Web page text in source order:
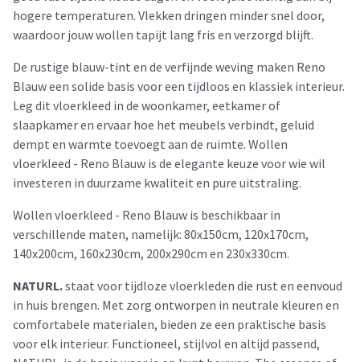
hogere temperaturen. Vlekken dringen minder snel door,
waardoor jouw wollen tapijt lang fris en verzorgd blijft.
De rustige blauw-tint en de verfijnde weving maken Reno
Blauw een solide basis voor een tijdloos en klassiek interieur.
Leg dit vloerkleed in de woonkamer, eetkamer of
slaapkamer en ervaar hoe het meubels verbindt, geluid
dempt en warmte toevoegt aan de ruimte. Wollen
vloerkleed - Reno Blauw is de elegante keuze voor wie wil
investeren in duurzame kwaliteit en pure uitstraling.
Wollen vloerkleed - Reno Blauw is beschikbaar in
verschillende maten, namelijk: 80x150cm, 120x170cm,
140x200cm, 160x230cm, 200x290cm en 230x330cm.
NATURL.staat voor tijdloze vloerkleden die rust en eenvoud
in huis brengen. Met zorg ontworpen in neutrale kleuren en
comfortabele materialen, bieden ze een praktische basis
voor elk interieur. Functioneel, stijlvol en altijd passend,